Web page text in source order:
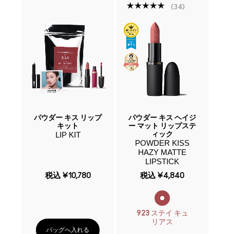
パウダー キス リップ
キット
LIP KIT
税込 ¥10,780
バッグへ入れる
34
パウダー キス ヘイジ
ー マット リップステ
ィック
POWDER KISS
HAZY MATTE
LIPSTICK
税込 ¥4,840
923 ステイ キュ
リアス